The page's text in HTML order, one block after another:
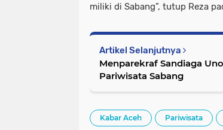
miliki di Sabang”, tutup Reza
Artikel Selanjutnya
Menparekraf Sandiaga
Pariwisata Sabang
Kabar Aceh Pariwisata